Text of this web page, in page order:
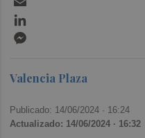
Valencia Plaza
Publicado: 14/06/2024 · 16:24
Actualizado: 14/06/2024 · 16:32